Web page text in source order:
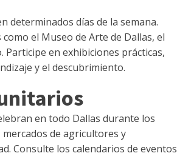
determinados días de la semana.
el Museo de Arte de Dallas, el
Participe en exhibiciones prácticas,
y el descubrimiento.
en todo Dallas durante los
de agricultores y
Consulte los calendarios de eventos